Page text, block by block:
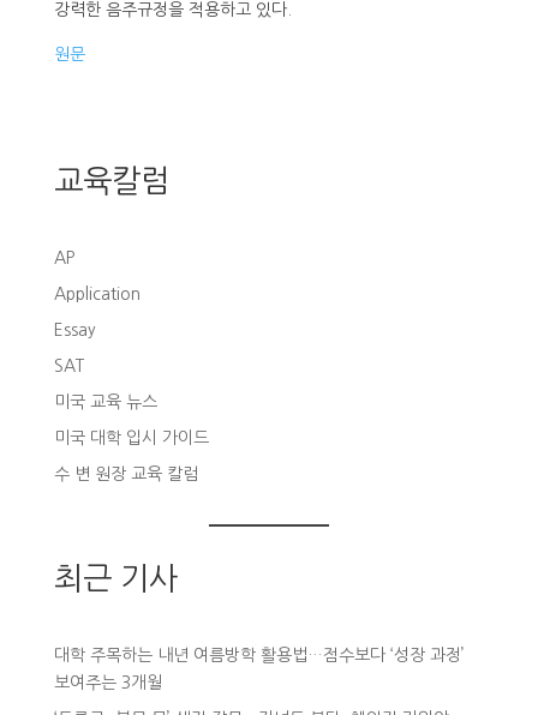
강력한 음주규정을 적용하고 있다.
원문
교육칼럼
AP
Application
Essay
SAT
미국 교육 뉴스
미국 대학 입시 가이드
수 변 원장 교육 칼럼
최근 기사
대학 주목하는 내년 여름방학 활용법…점수보다 ‘성장 과정’
보여주는 3개월